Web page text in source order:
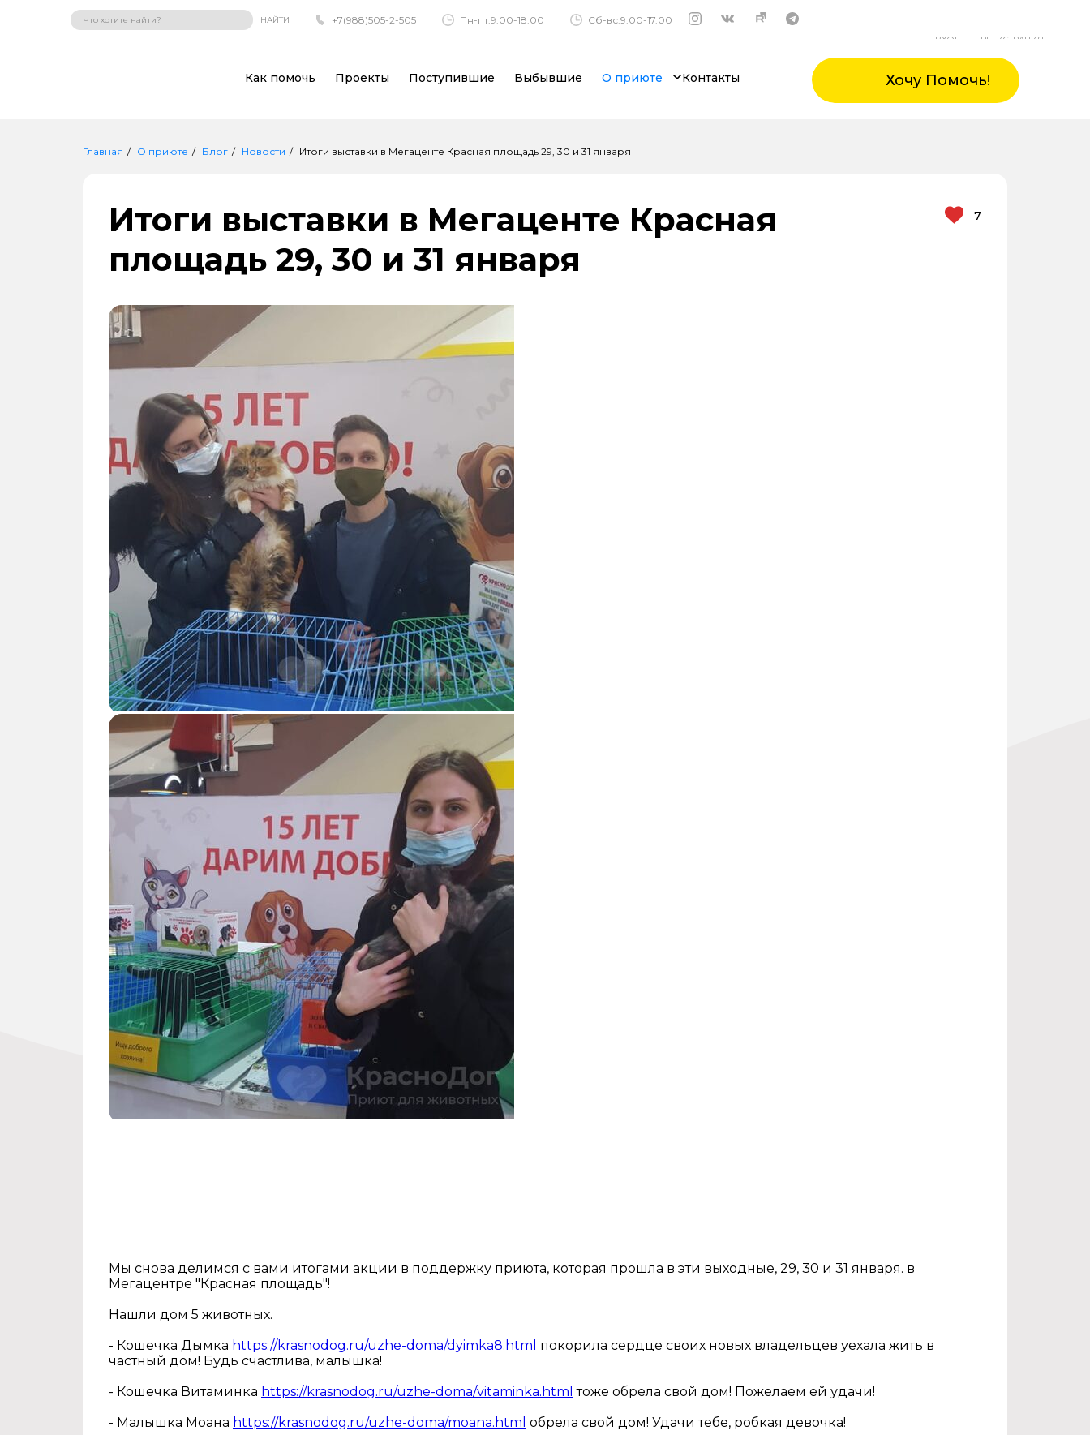
НАЙТИ +7(988)505-2-505 Пн-пт:9.00-18.00 Сб-вс:9.00-17.00
ВХОД РЕГИСТРАЦИЯ
Как помочь Проекты Поступившие Выбывшие О приюте Контакты Хочу Помочь!
Главная О приюте Блог Новости Итоги выставки в Мегаценте Красная площадь 29, 30 и 31 января
Итоги выставки в Мегаценте Красная
площадь 29, 30 и 31 января
7
Мы снова делимся с вами итогами акции в поддержку приюта, которая прошла в эти выходные, 29, 30 и 31 января. в
Мегацентре "Красная площадь"!
Нашли дом 5 животных.
- Кошечка Дымка https://krasnodog.ru/uzhe-doma/dyimka8.html покорила сердце своих новых владельцев уехала жить в
частный дом! Будь счастлива, малышка!
- Кошечка Витаминка https://krasnodog.ru/uzhe-doma/vitaminka.html тоже обрела свой дом! Пожелаем ей удачи!
- Малышка Моана https://krasnodog.ru/uzhe-doma/moana.html обрела свой дом! Удачи тебе, робкая девочка!